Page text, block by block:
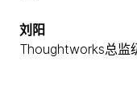
刘阳
Thoughtworks总监